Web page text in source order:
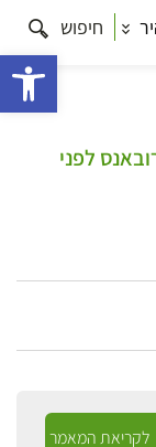
חיפוש
לפני
לקריאת המאמר